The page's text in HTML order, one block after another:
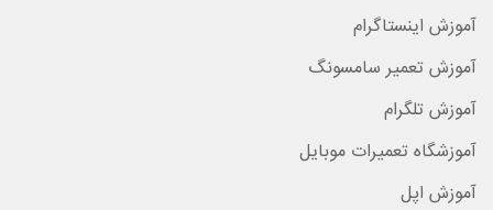
آموزش اینستاگرام
آموزش تعمیر سامسونگ
آموزش تلگرام
آموزشگاه تعمیرات موبایل
آموزش اپل